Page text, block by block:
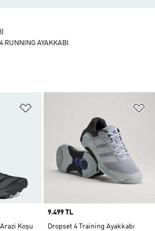
Koşu
Price
9.499 TL
Dropset 4 Training Ayakkabı
RUNNING AYAKKABI